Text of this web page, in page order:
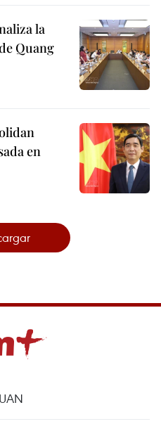
la
Quang
en